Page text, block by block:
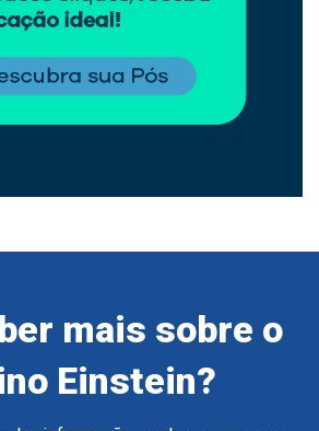
mais sobre o
Einstein?